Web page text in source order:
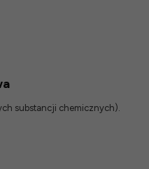
substancji chemicznych).